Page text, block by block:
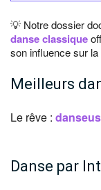
💡 Notre dossier
danse classique
son influence sur
Meilleurs
Le rêve :
Danse par